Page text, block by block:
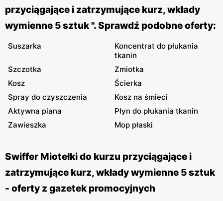
przyciągające i zatrzymujące kurz, wkłady
wymienne 5 sztuk ". Sprawdź podobne oferty:
Suszarka
Koncentrat do płukania
tkanin
Szczotka
Zmiotka
Kosz
Ścierka
Spray do czyszczenia
Kosz na śmieci
Aktywna piana
Płyn do płukania tkanin
Zawieszka
Mop płaski
Swiffer Miotełki do kurzu przyciągające i
zatrzymujące kurz, wkłady wymienne 5 sztuk
- oferty z gazetek promocyjnych